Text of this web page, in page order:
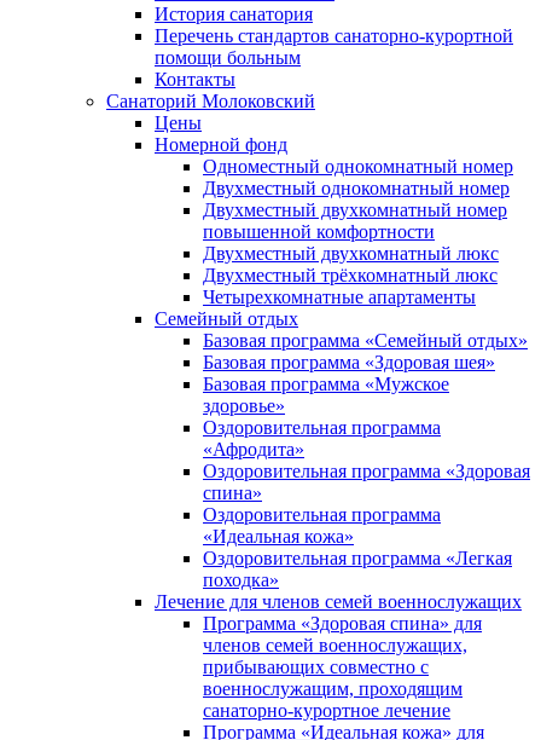
История санатория
Перечень стандартов санаторно-курортной
помощи больным
Контакты
Санаторий Молоковский
Цены
Номерной фонд
Одноместный однокомнатный номер
Двухместный однокомнатный номер
Двухместный двухкомнатный номер
повышенной комфортности
Двухместный двухкомнатный люкс
Двухместный трёхкомнатный люкс
Четырехкомнатные апартаменты
Семейный отдых
Базовая программа «Семейный отдых»
Базовая программа «Здоровая шея»
Базовая программа «Мужское
здоровье»
Оздоровительная программа
«Афродита»
Оздоровительная программа «Здоровая
спина»
Оздоровительная программа
«Идеальная кожа»
Оздоровительная программа «Легкая
походка»
Лечение для членов семей военнослужащих
Программа «Здоровая спина» для
членов семей военнослужащих,
прибывающих совместно с
военнослужащим, проходящим
санаторно-курортное лечение
Программа «Идеальная кожа» для